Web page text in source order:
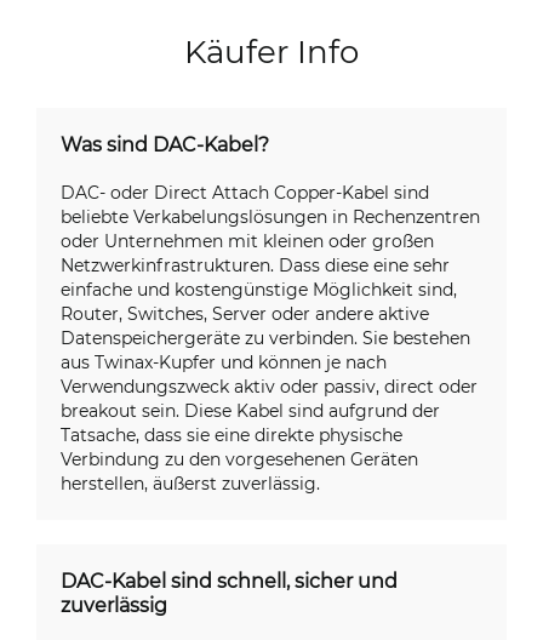
Käufer Info
Was sind DAC-Kabel?
DAC- oder Direct Attach Copper-Kabel sind
beliebte Verkabelungslösungen in Rechenzentren
oder Unternehmen mit kleinen oder großen
Netzwerkinfrastrukturen. Dass diese eine sehr
einfache und kostengünstige Möglichkeit sind,
Router, Switches, Server oder andere aktive
Datenspeichergeräte zu verbinden. Sie bestehen
aus Twinax-Kupfer und können je nach
Verwendungszweck aktiv oder passiv, direct oder
breakout sein. Diese Kabel sind aufgrund der
Tatsache, dass sie eine direkte physische
Verbindung zu den vorgesehenen Geräten
herstellen, äußerst zuverlässig.
DAC-Kabel sind schnell, sicher und
zuverlässig